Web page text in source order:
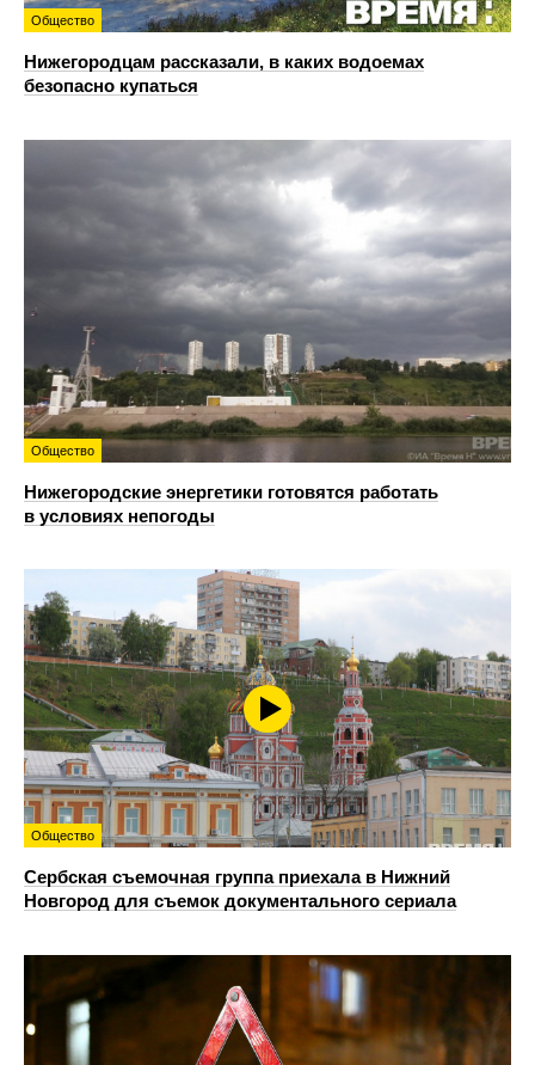
Общество
Нижегородцам рассказали, в каких водоемах
безопасно купаться
Общество
Нижегородские энергетики готовятся работать
в условиях непогоды
Общество
Сербская съемочная группа приехала в Нижний
Новгород для съемок документального сериала